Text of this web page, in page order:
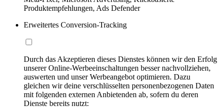
Produktempfehlungen, Ads Defender
Erweitertes Conversion-Tracking
Durch das Akzeptieren dieses Dienstes können wir den Erfolg
unserer Online-Werbeeinschaltungen besser nachvollziehen,
auswerten und unser Werbeangebot optimieren. Dazu
gleichen wir deine verschlüsselten personenbezogenen Daten
mit folgenden externen Anbietenden ab, sofern du deren
Dienste bereits nutzt: